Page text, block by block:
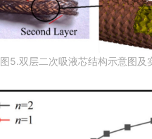
图5.双层二次吸液芯结构示意图及